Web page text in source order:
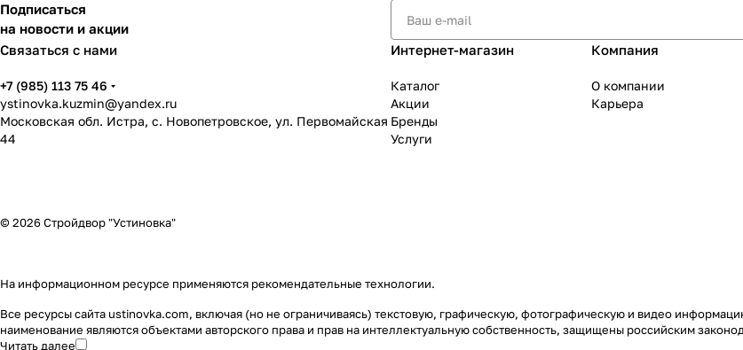
Подписаться
на новости и акции
Связаться с нами
+7 (985) 113 75 46
ystinovka.kuzmin@yandex.ru
Московская обл. Истра, с. Новопетровское, ул. Первомайская
44
Интернет-магазин
Каталог
Акции
Бренды
Услуги
Компания
О компании
Карьера
© 2026 Стройдвор "Устиновка"
На информационном ресурсе применяются рекомендательные технологии.
Все ресурсы сайта ustinovka.com, включая (но не ограничиваясь) текстовую, графическую, фотографическую и видео
наименование являются объектами авторского права и прав на интеллектуальную собственность, защищены российским
Читать далее